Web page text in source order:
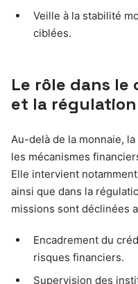
Veille à la stabilité
ciblées.
Le rôle dans le
et la
Au-delà de la monnaie,
les mécanismes
Elle intervient
ainsi que dans la
missions sont déclinées
Encadrement du
risques financiers.
Supervision des